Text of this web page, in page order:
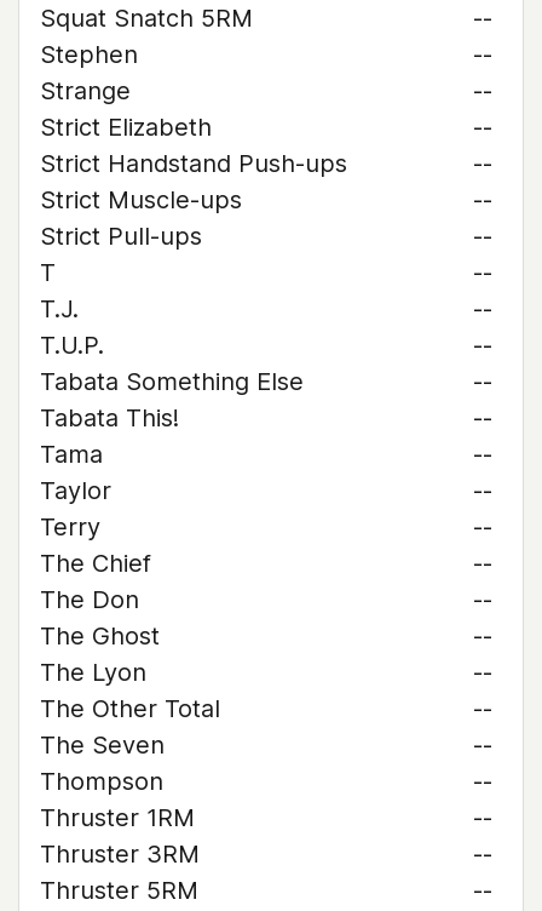
Squat Snatch 5RM
--
Stephen
--
Strange
--
Strict Elizabeth
--
Strict Handstand Push-ups
--
Strict Muscle-ups
--
Strict Pull-ups
--
T
--
T.J.
--
T.U.P.
--
Tabata Something Else
--
Tabata This!
--
Tama
--
Taylor
--
Terry
--
The Chief
--
The Don
--
The Ghost
--
The Lyon
--
The Other Total
--
The Seven
--
Thompson
--
Thruster 1RM
--
Thruster 3RM
--
Thruster 5RM
--